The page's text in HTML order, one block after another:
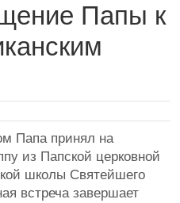
Папы к
Папа принял на
из Папской церковной
школы Святейшего
встреча завершает